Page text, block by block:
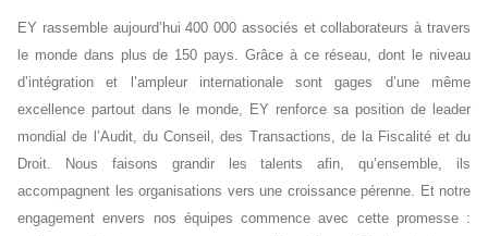
EY rassemble aujourd’hui 400 000 associés et collaborateurs à travers
le monde dans plus de 150 pays. Grâce à ce réseau, dont le niveau
d’intégration et l’ampleur internationale sont gages d’une même
excellence partout dans le monde, EY renforce sa position de leader
mondial de l’Audit, du Conseil, des Transactions, de la Fiscalité et du
Droit. Nous faisons grandir les talents afin, qu’ensemble, ils
accompagnent les organisations vers une croissance pérenne. Et notre
engagement envers nos équipes commence avec cette promesse :